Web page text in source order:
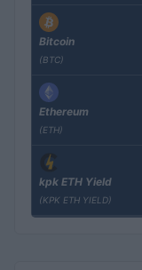
Bitcoin
(BTC)
Ethereum
(ETH)
kpk ETH Yield
(KPK ETH YIELD)